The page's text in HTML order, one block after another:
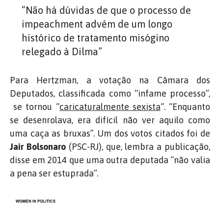
“Não há dúvidas de que o processo de
impeachment advém de um longo
histórico de tratamento misógino
relegado à Dilma”
Para Hertzman, a votação na Câmara dos
Deputados, classificada como “infame processo”,
se tornou “caricaturalmente sexista“. “Enquanto
se desenrolava, era difícil não ver aquilo como
uma caça as bruxas”. Um dos votos citados foi de
Jair Bolsonaro(PSC-RJ), que, lembra a publicação,
disse em 2014 que uma outra deputada “não valia
a pena ser estuprada”.